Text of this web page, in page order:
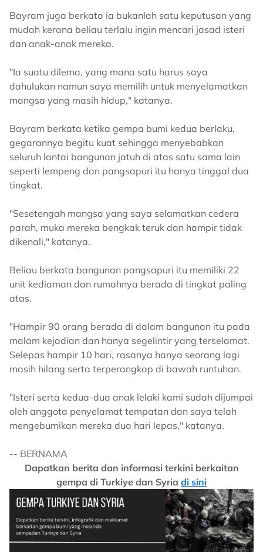
Bayram juga berkata ia bukanlah satu keputusan yang
mudah kerana beliau terlalu ingin mencari jasad isteri
dan anak-anak mereka.
"Ia suatu dilema, yang mana satu harus saya
dahulukan namun saya memilih untuk menyelamatkan
mangsa yang masih hidup," katanya.
Bayram berkata ketika gempa bumi kedua berlaku,
gegarannya begitu kuat sehingga menyebabkan
seluruh lantai bangunan jatuh di atas satu sama lain
seperti lempeng dan pangsapuri itu hanya tinggal dua
tingkat.
"Sesetengah mangsa yang saya selamatkan cedera
parah, muka mereka bengkak teruk dan hampir tidak
dikenali," katanya.
Beliau berkata bangunan pangsapuri itu memiliki 22
unit kediaman dan rumahnya berada di tingkat paling
atas.
"Hampir 90 orang berada di dalam bangunan itu pada
malam kejadian dan hanya segelintir yang terselamat.
Selepas hampir 10 hari, rasanya hanya seorang lagi
masih hilang serta terperangkap di bawah runtuhan.
"Isteri serta kedua-dua anak lelaki kami sudah dijumpai
oleh anggota penyelamat tempatan dan saya telah
mengebumikan mereka dua hari lepas," katanya.
-- BERNAMA
Dapatkan berita dan informasi terkini berkaitan
gempa di Turkiye dan Syria di sini